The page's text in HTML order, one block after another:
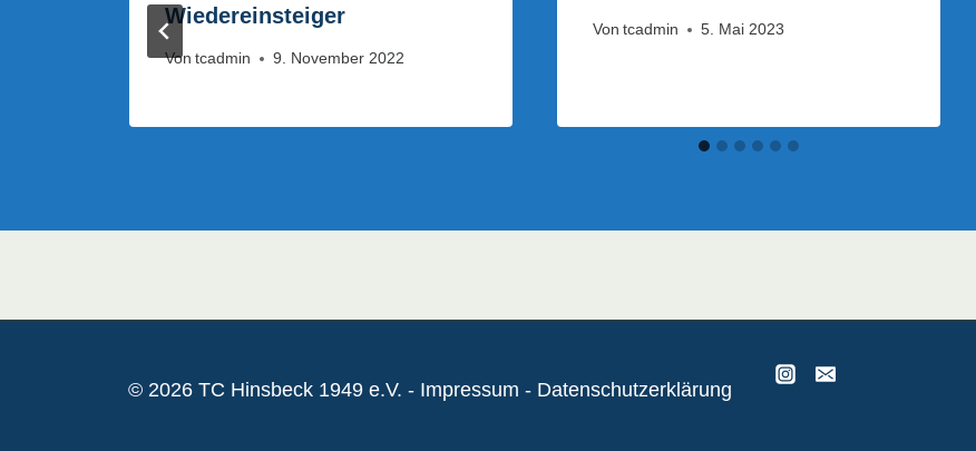
Wiedereinsteiger
Von tcadmin 9. November 2022
Von tcadmin 5. Mai 2023
© 2026 TC Hinsbeck 1949 e.V. - Impressum - Datenschutzerklärung